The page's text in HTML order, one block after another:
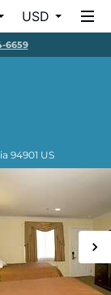
USD
6659
94901 US